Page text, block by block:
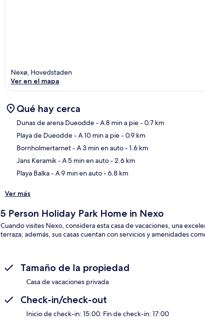
Nexø, Hovedstaden
Ver en el mapa
Qué hay cerca
Dunas de arena Dueodde- A 8 min a pie- 0.7 km
Playa de Dueodde- A 10 min a pie- 0.9 km
Bornholmertarnet- A 3 min en auto- 1.6 km
Jans Keramik- A 5 min en auto- 2.6 km
Playa Balka- A 9 min en auto- 6.8 km
Ver más
5 Person Holiday Park Home in Nexo
Cuando visites Nexo, considera esta casa de vacaciones, una
terraza; además, sus casas cuentan con servicios y amenidades
Tamaño de la propiedad
Casa de vacaciones privada
Check-in/check-out
Inicio de check-in: 15:00. Fin de check-in: 17:00